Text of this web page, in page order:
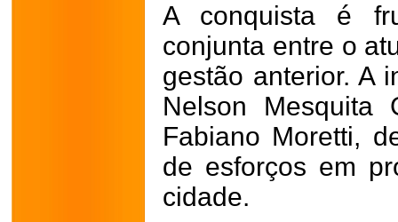
A conquista é
conjunta entre o
gestão anterior. A
Nelson Mesquita
Fabiano Moretti,
de esforços em
cidade.